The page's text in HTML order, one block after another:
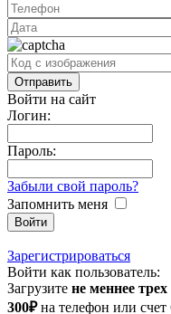
Войти на сайт
Логин:
Пароль:
Забыли свой пароль?
Запомнить меня
Зарегистрироваться
Войти как пользователь:
Загрузите не меннее трех
300₽на телефон или счет